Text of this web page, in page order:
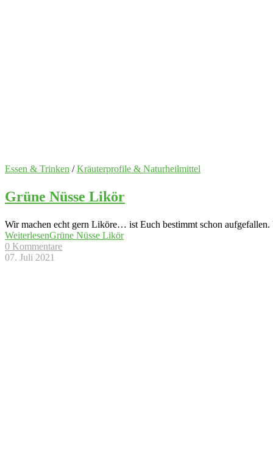
Essen & Trinken /Kräuterprofile & Naturheilmittel
Grüne Nüsse Likör
Wir machen echt gern Liköre… ist Euch bestimmt schon
WeiterlesenGrüne Nüsse Likör
0 Kommentare
07. Juli 2021